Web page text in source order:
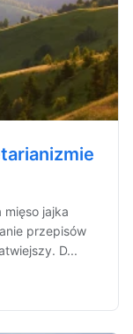
jajka
przepisów
D...